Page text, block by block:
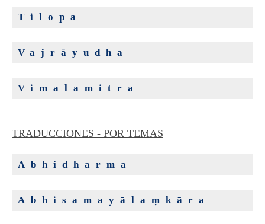
Tilopa
Vajrāyudha
Vimalamitra
TRADUCCIONES - POR TEMAS
Abhidharma
Abhisamayālaṃkāra